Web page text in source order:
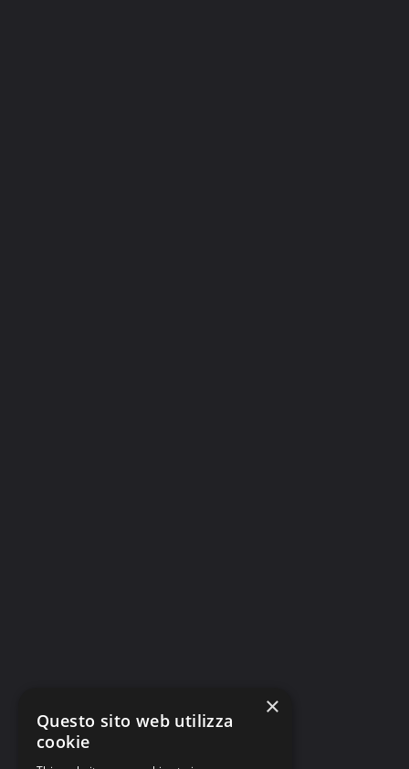
×
Questo sito web utilizza
cookie